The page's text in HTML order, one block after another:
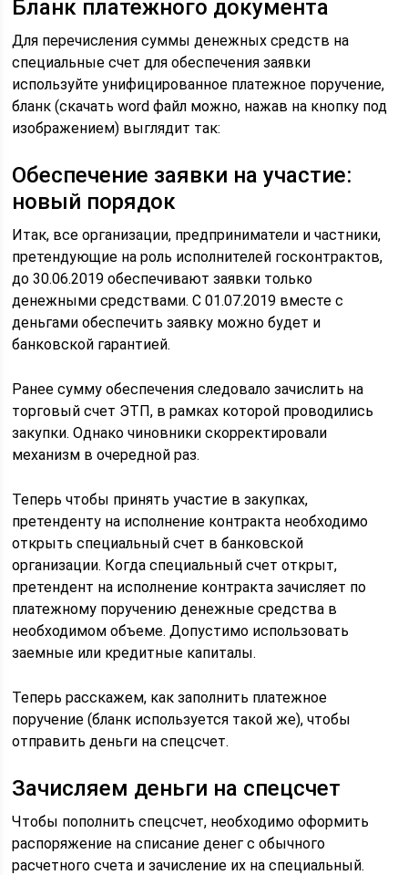
Бланк платежного документа
Для перечисления суммы денежных средств на
специальные счет для обеспечения заявки
используйте унифицированное платежное поручение,
бланк (скачать word файл можно, нажав на кнопку под
изображением) выглядит так:
Обеспечение заявки на участие:
новый порядок
Итак, все организации, предприниматели и частники,
претендующие на роль исполнителей госконтрактов,
до 30.06.2019 обеспечивают заявки только
денежными средствами. С 01.07.2019 вместе с
деньгами обеспечить заявку можно будет и
банковской гарантией.
Ранее сумму обеспечения следовало зачислить на
торговый счет ЭТП, в рамках которой проводились
закупки. Однако чиновники скорректировали
механизм в очередной раз.
Теперь чтобы принять участие в закупках,
претенденту на исполнение контракта необходимо
открыть специальный счет в банковской
организации. Когда специальный счет открыт,
претендент на исполнение контракта зачисляет по
платежному поручению денежные средства в
необходимом объеме. Допустимо использовать
заемные или кредитные капиталы.
Теперь расскажем, как заполнить платежное
поручение (бланк используется такой же), чтобы
отправить деньги на спецсчет.
Зачисляем деньги на спецсчет
Чтобы пополнить спецсчет, необходимо оформить
распоряжение на списание денег с обычного
расчетного счета и зачисление их на специальный.